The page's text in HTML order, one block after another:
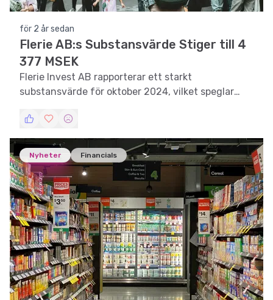
för 2 år sedan
Flerie AB:s Substansvärde Stiger till 4
377 MSEK
Flerie Invest AB rapporterar ett starkt
substansvärde för oktober 2024, vilket speglar
investeringar.
Nyheter Financials